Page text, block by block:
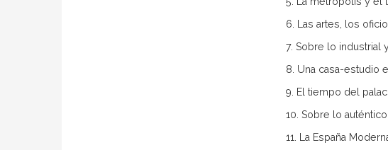
6. Las artes, los
7. Sobre lo industrial
8. Una casa-estudio
9. El tiempo del
10. Sobre lo
11. La España